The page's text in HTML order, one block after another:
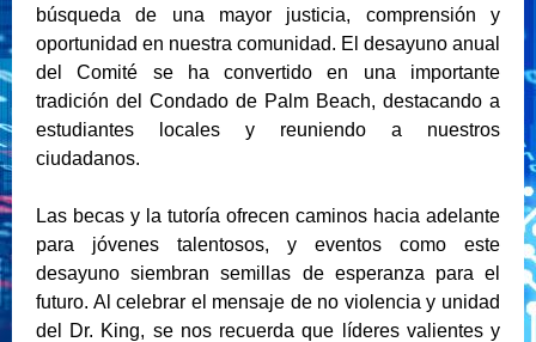
búsqueda de una mayor justicia, comprensión y
oportunidad en nuestra comunidad. El desayuno anual
del Comité se ha convertido en una importante
tradición del Condado de Palm Beach, destacando a
estudiantes locales y reuniendo a nuestros
ciudadanos.
Las becas y la tutoría ofrecen caminos hacia adelante
para jóvenes talentosos, y eventos como este
desayuno siembran semillas de esperanza para el
futuro. Al celebrar el mensaje de no violencia y unidad
del Dr. King, se nos recuerda que líderes valientes y